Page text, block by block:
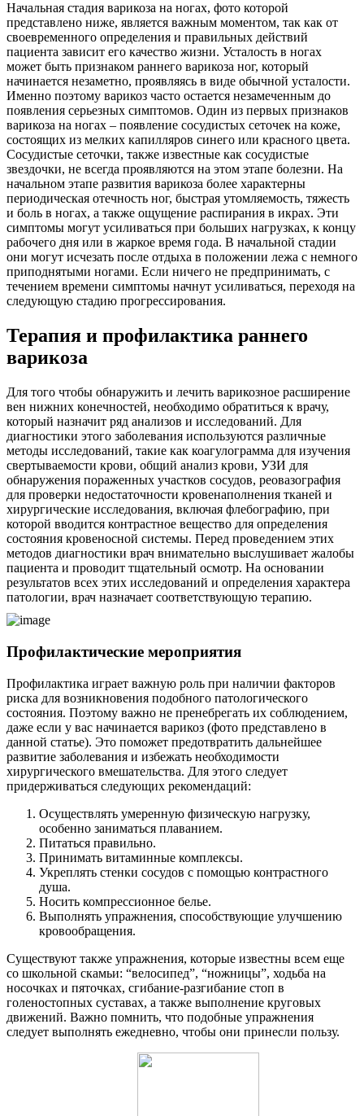
Начальная стадия варикоза на ногах, фото которой
представлено ниже, является важным моментом, так как от
своевременного определения и правильных действий
пациента зависит его качество жизни. Усталость в ногах
может быть признаком раннего варикоза ног, который
начинается незаметно, проявляясь в виде обычной усталости.
Именно поэтому варикоз часто остается незамеченным до
появления серьезных симптомов. Один из первых признаков
варикоза на ногах – появление сосудистых сеточек на коже,
состоящих из мелких капилляров синего или красного цвета.
Сосудистые сеточки, также известные как сосудистые
звездочки, не всегда проявляются на этом этапе болезни. На
начальном этапе развития варикоза более характерны
периодическая отечность ног, быстрая утомляемость, тяжесть
и боль в ногах, а также ощущение распирания в икрах. Эти
симптомы могут усиливаться при больших нагрузках, к концу
рабочего дня или в жаркое время года. В начальной стадии
они могут исчезать после отдыха в положении лежа с немного
приподнятыми ногами. Если ничего не предпринимать, с
течением времени симптомы начнут усиливаться, переходя на
следующую стадию прогрессирования.
Терапия и профилактика раннего
варикоза
Для того чтобы обнаружить и лечить варикозное расширение
вен нижних конечностей, необходимо обратиться к врачу,
который назначит ряд анализов и исследований. Для
диагностики этого заболевания используются различные
методы исследований, такие как коагулограмма для изучения
свертываемости крови, общий анализ крови, УЗИ для
обнаружения пораженных участков сосудов, реовазография
для проверки недостаточности кровенаполнения тканей и
хирургические исследования, включая флебографию, при
которой вводится контрастное вещество для определения
состояния кровеносной системы. Перед проведением этих
методов диагностики врач внимательно выслушивает жалобы
пациента и проводит тщательный осмотр. На основании
результатов всех этих исследований и определения характера
патологии, врач назначает соответствующую терапию.
Профилактические мероприятия
Профилактика играет важную роль при наличии факторов
риска для возникновения подобного патологического
состояния. Поэтому важно не пренебрегать их соблюдением,
даже если у вас начинается варикоз (фото представлено в
данной статье). Это поможет предотвратить дальнейшее
развитие заболевания и избежать необходимости
хирургического вмешательства. Для этого следует
придерживаться следующих рекомендаций:
Осуществлять умеренную физическую нагрузку,
особенно заниматься плаванием.
Питаться правильно.
Принимать витаминные комплексы.
Укреплять стенки сосудов с помощью контрастного
душа.
Носить компрессионное белье.
Выполнять упражнения, способствующие улучшению
кровообращения.
Существуют также упражнения, которые известны всем еще
со школьной скамьи: “велосипед”, “ножницы”, ходьба на
носочках и пяточках, сгибание-разгибание стоп в
голеностопных суставах, а также выполнение круговых
движений. Важно помнить, что подобные упражнения
следует выполнять ежедневно, чтобы они принесли пользу.